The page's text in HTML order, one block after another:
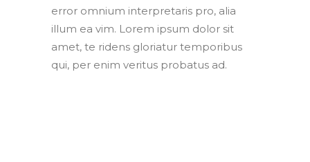
error omnium interpretaris pro, alia
illum ea vim. Lorem ipsum dolor sit
amet, te ridens gloriatur temporibus
qui, per enim veritus probatus ad.